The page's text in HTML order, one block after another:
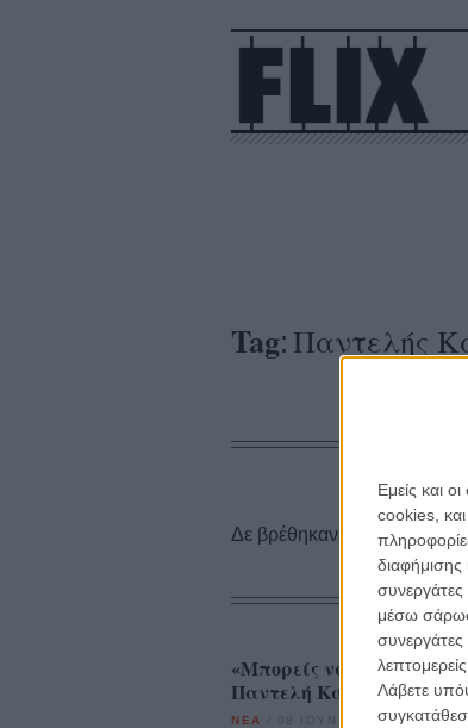
Εμείς και
cookies,
διαφήμισης
μέσω
Λάβετε
Tag: Παντελής
Δε βρέθηκαν σχετικές
«Μπορείς να αντέξεις
Παντελή Καλατζή
ΝΕΑ 08 ΙΟΥΝ 2015/ Flix Team